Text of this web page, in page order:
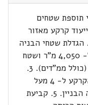
תוספת שטחים
על הגג: 1. שינוי ייעוד קרקע מאזור
מגורים ג1 למגורים א' לפי מבא"ת. 2. הגדלת שטחי הבניה
העיקריים המותרים מ- 2,700 מ"ר ל- 4,050 מ"ר ושטח
שירות מ- 1,007 מ"ר ל- 1,250 מ"ר (כולל ממ"דים). 3.
הגדלת מס' קומות מרבי מ- 3 מעל הקרקע ל- 4 מעל
הקרקע. 4. שינוי בקווי בניין ובגובה הבניין. 5. קביעת